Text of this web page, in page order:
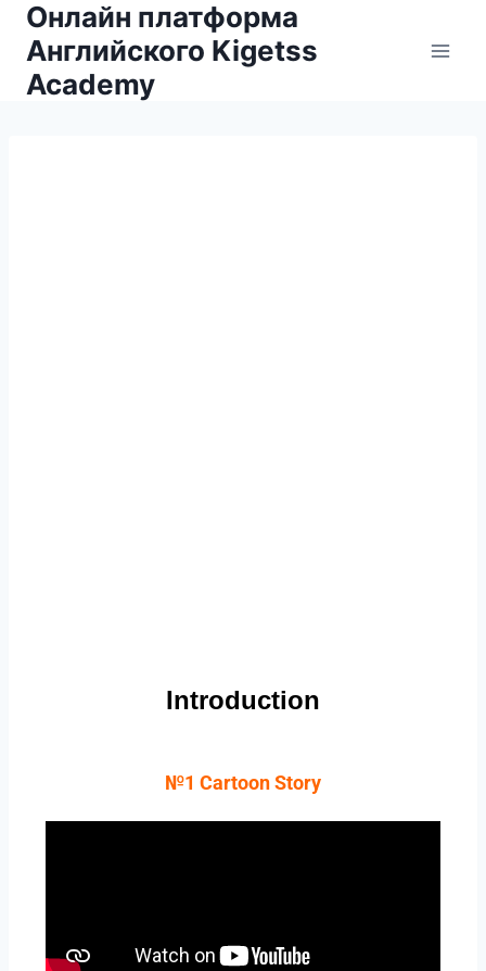
Онлайн платформа
Английского Kigetss
Academy
Introduction
№1 Cartoon Story